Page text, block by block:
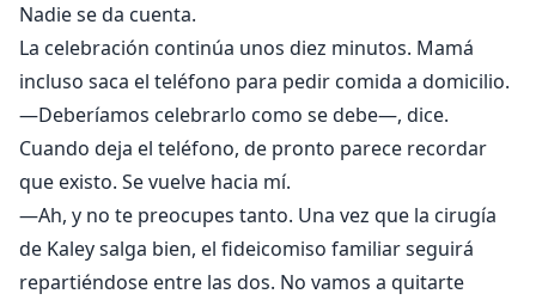
Nadie se da cuenta.
La celebración continúa unos diez minutos. Mamá
incluso saca el teléfono para pedir comida a domicilio.
—Deberíamos celebrarlo como se debe—, dice.
Cuando deja el teléfono, de pronto parece recordar
que existo. Se vuelve hacia mí.
—Ah, y no te preocupes tanto. Una vez que la cirugía
de Kaley salga bien, el fideicomiso familiar seguirá
repartiéndose entre las dos. No vamos a quitarte